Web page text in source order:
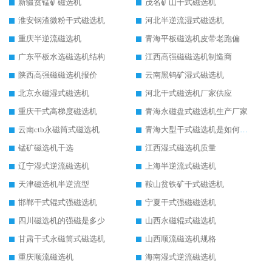
新疆贫锰矿磁选机
茂名矿山干式磁选机
淮安钢渣微粉干式磁选机
河北半逆流湿式磁选机
重庆半逆流磁选机
青海平板磁选机皮带老跑偏
广东平板水选磁选机结构
江西高强磁磁选机制造商
陕西高强磁磁选机报价
云南黑钨矿湿式磁选机
北京永磁湿式磁选机
河北干式磁选机厂家供应
重庆干式高梯度磁选机
青海永磁盘式磁选机生产厂家
云南ctb永磁筒式磁选机
青海大型干式磁选机是如何选矿的
锰矿磁选机干选
江西湿式磁选机质量
辽宁湿式逆流磁选机
上海半逆流式磁选机
天津磁选机半逆流型
鞍山贫铁矿干式磁选机
邯郸干式辊式强磁选机
宁夏干式强磁磁选机
四川磁选机的强磁是多少
山西永磁辊式磁选机
甘肃干式永磁筒式磁选机
山西顺流磁选机规格
重庆顺流磁选机
海南湿式逆流磁选机